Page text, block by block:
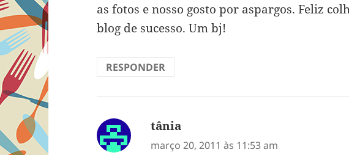
as fotos e nosso gosto por aspargos. Feliz
blog de sucesso. Um bj!
RESPONDER
tânia
março 20, 2011 às 11:53 am